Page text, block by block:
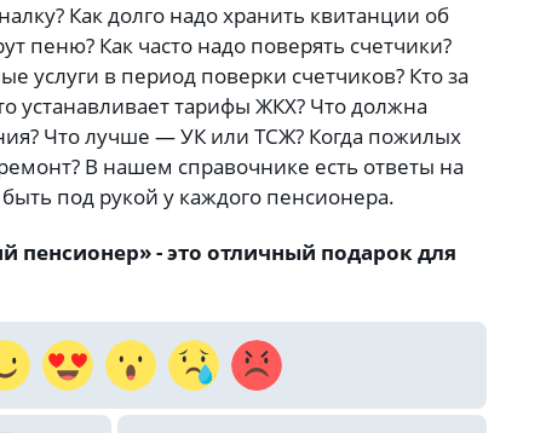
Как долго надо хранить квитанции об
пеню? Как часто надо поверять счетчики?
услуги в период поверки счетчиков? Кто за
устанавливает тарифы ЖКХ? Что должна
Что лучше — УК или ТСЖ? Когда пожилых
В нашем справочнике есть ответы на
под рукой у каждого пенсионера.
пенсионер» - это отличный подарок для